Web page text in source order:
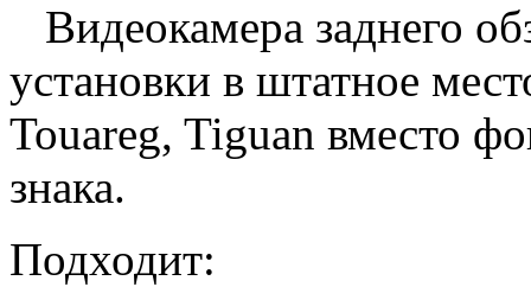
Видеокамера заднего
установки в штатное
Touareg, Tiguan вместо
знака.
Подходит: